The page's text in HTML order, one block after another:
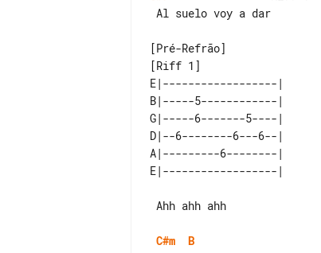
[Riff 1]
E|------------------|
B|-----5------------|
G|-----6-------5----|
D|--6--------6---6--|
A|---------6--------|
C#m B